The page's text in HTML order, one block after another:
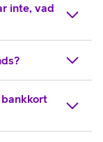
inte, vad